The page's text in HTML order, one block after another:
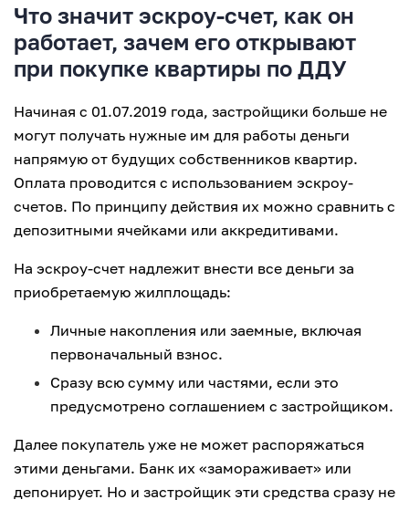
Что значит эскроу-счет, как он
работает, зачем его открывают
при покупке квартиры по ДДУ
Начиная с 01.07.2019 года, застройщики больше не
могут получать нужные им для работы деньги
напрямую от будущих собственников квартир.
Оплата проводится с использованием эскроу-
счетов. По принципу действия их можно сравнить с
депозитными ячейками или аккредитивами.
На эскроу-счет надлежит внести все деньги за
приобретаемую жилплощадь:
Личные накопления или заемные, включая
первоначальный взнос.
Сразу всю сумму или частями, если это
предусмотрено соглашением с застройщиком.
Далее покупатель уже не может распоряжаться
этими деньгами. Банк их «замораживает» или
депонирует. Но и застройщик эти средства сразу не